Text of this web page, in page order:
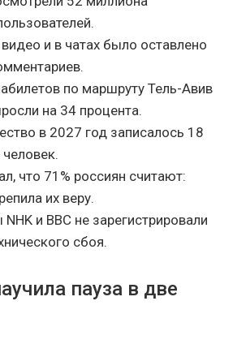
и в чатах было оставлено
по маршруту Тель-Авив
на 34 процента.
в 2027 год записалось 18
что 71% россиян считают:
их веру.
и BBC не зарегистрировали
сбоя.
пауза в две